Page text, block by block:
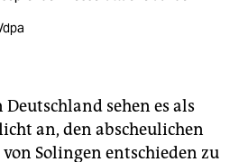
sehen es als
an, den abscheulichen
Solingen entschieden zu